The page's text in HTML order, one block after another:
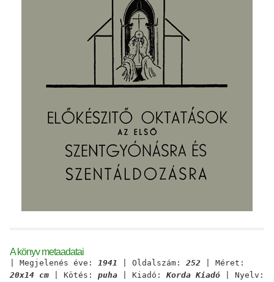
A könyv metaadatai
| Megjelenés éve: 1941 | Oldalszám: 252 | Méret:
20x14 cm | Kötés: puha | Kiadó: Korda Kiadó | Nyelv: